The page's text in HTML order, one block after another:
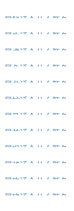
属鼠适合什么颜色
属牛适合什么颜色
属虎适合什么颜色
属兔适合什么颜色
属龙适合什么颜色
属蛇适合什么颜色
属马适合什么颜色
属羊适合什么颜色
属猴适合什么颜色
属鸡适合什么颜色
属狗适合什么颜色
属猪适合什么颜色